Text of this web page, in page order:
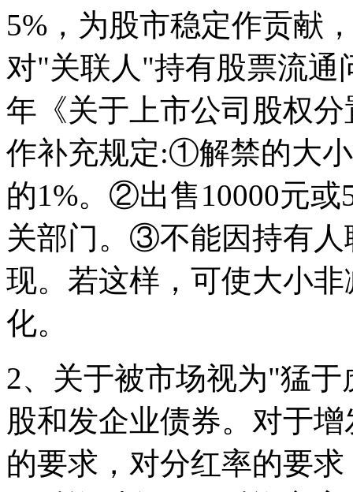
5%，为股市稳定作贡献
对"关联人"持有股票流通
年《关于上市公司股权
作补充规定:①解禁的大
的1%。②出售10000元或
关部门。③不能因持有人
现。若这样，可使大小
化。
2、关于被市场视为"猛
股和发企业债券。对于
的要求，对分红率的要